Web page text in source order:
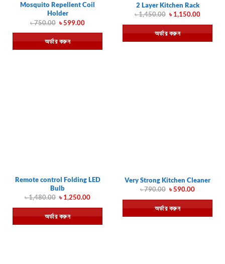
Mosquito Repellent Coil
Holder
৳750.00 Original
was:
৳ 750.00.
৳599.00Current
is:
৳ 599.00.
অর্ডার করুন
2 Layer Kitchen Rack
৳1,450.00 Original
price
was:
৳ 1,450.00.
৳1,150.00Current
is:
৳
অর্ডার করুন
Remote control Folding LED
Bulb
৳1,480.00 Original
price
was:
৳ 1,480.00.
৳1,250.00Current
is:
৳ 1,250.00.
অর্ডার করুন
Very Strong Kitchen Cleaner
৳790.00 Original
was:
৳ 790.00.
৳590.00Current
is:
৳ 590.00.
অর্ডার করুন